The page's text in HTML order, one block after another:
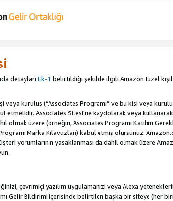
detayları Ek-1 belirtildiği şekilde ilgili Amazon tüzel
kuruluş (“Associates Programı” ve bu kişi veya
etmelidir. Associates Sitesi'ne kaydolarak veya
olmak üzere (örneğin, Associates Programı Katılım
Marka Kılavuzları) kabul etmiş olursunuz.
yorumlarının yasaklanması da dahil olmak üzere
çevrimiçi yazılım uygulamanızı veya Alexa
Gelir Bildirimi içerisinde belirtilen başka bir siteye (her